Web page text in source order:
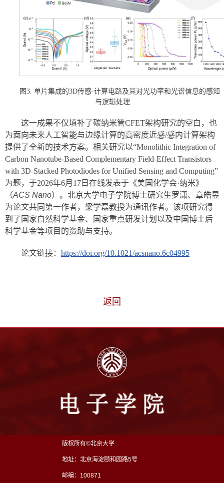
图3. 单片集成的3D传感-计算电路及其对光功率和光谱信息的感知
与逻辑处理
这一成果不仅填补了碳纳米管CFET架构研究的空白，也
为面向未来人工智能与边缘计算的高密度近感/感内计算架构
提供了全新的技术方案。相关研究以“Monolithic Integration of
Carbon Nanotube-Based Complementary Field-Effect Transistors
with 3D-Stacked Photodiodes for Unified Sensing and Computing”
为题，于2026年6月17日在线发表于《美国化学会·纳米》
（ACS Nano）。北京大学电子学院博士研究生罗潇、章皓昱
为论文共同第一作者，梁学磊教授为通讯作者。该项研究得
到了国家自然科学基金、国家重点研发计划以及中国博士后
科学基金等项目的资助与支持。
论文链接： https://doi.org/10.1021/acsnano.6c04995
返回
版权所有©北京大学
地址：北京海淀颐和园路5号
邮编：100871